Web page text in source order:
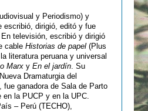
y Periodismo) y
escribió, dirigió, editó y fue
televisión, escribió y dirigió
cable Historias de papel (Plus
literatura peruana y universal
Marx y En el jardín. Su
Dramaturgia del
, fue ganadora de Sala de Parto
en la PUCP y en la UPC.
– Perú (TECHO),